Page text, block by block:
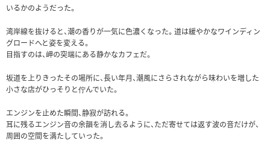
いるかのようだった。
湾岸線を抜けると、潮の香りが一気に色濃くなった。道は緩やかなワインディン
グロードへと姿を変える。
目指すのは、岬の突端にある静かなカフェだ。
坂道を上りきったその場所に、長い年月、潮風にさらされながら味わいを増した
小さな店がひっそりと佇んでいた。
エンジンを止めた瞬間、静寂が訪れる。
耳に残るエンジン音の余韻を消し去るように、ただ寄せては返す波の音だけが、
周囲の空間を満たしていった。